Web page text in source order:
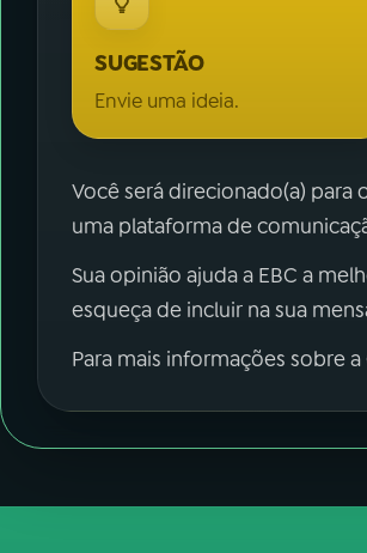
SUGESTÃO
Envie uma ideia.
Você será direcionado(a) para
uma plataforma de
Sua opinião ajuda a EBC a
esqueça de incluir na sua
Para mais informações sobre